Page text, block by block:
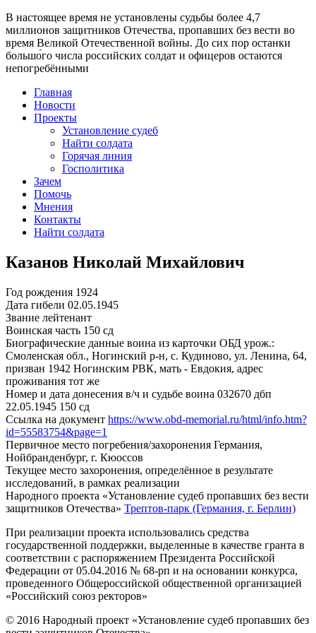
В настоящее время не установлены судьбы более 4,7
миллионов защитников Отечества, пропавших без вести во
время Великой Отечественной войны. До сих пор останки
большо́го числа российских солдат и офицеров остаются
непогребёнными
Главная
Новости
Проекты
Установление судеб
Найти солдата
Горячая линия
Госполитика
Зачем
Помочь
Мнения
Контакты
Найти солдата
Казанов Николай Михайлович
Год рождения 1924
Дата гибели 02.05.1945
Звание лейтенант
Воинская часть 150 сд
Биографические данные воина из карточки ОБД урож.:
Смоленская обл., Ногинский р-н, с. Кудиново, ул. Ленина, 64,
призван 1942 Ногинским РВК, мать - Евдокия, адрес
проживания тот же
Номер и дата донесения в/ч и судьбе воина 032670 дбп
22.05.1945 150 сд
Ссылка на документ https://www.obd-memorial.ru/html/info.htm?
id=55583754&page=1
Первичное место погребения/захоронения Германия,
Нойбранденбург, г. Кюоссов
Текущее место захоронения, определённое в результате
исследований, в рамках реализации
Народного проекта «Установление судеб пропавших без вести
защитников Отечества» Трептов-парк (Германия, г. Берлин)
При реализации проекта использовались средства
государственной поддержки, выделенные в качестве гранта в
соответствии с распоряжением Президента Российской
Федерации от 05.04.2016 № 68-рп и на основании конкурса,
проведенного Общероссийской общественной организацией
«Российский союз ректоров»
© 2016 Народный проект «Установление судеб пропавших без